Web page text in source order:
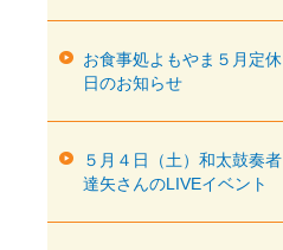
お食事処よもやま５月定休
日のお知らせ
５月４日（土）和太鼓奏者
達矢さんのLIVEイベント